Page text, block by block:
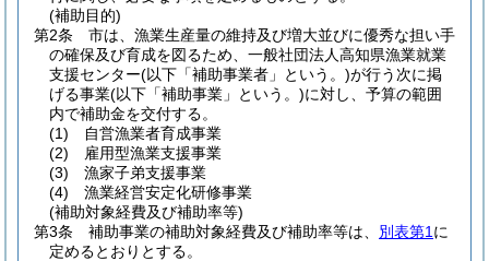
(補助目的)
第2条
市は、漁業生産量の維持及び増大並びに優秀な担い手
の確保及び育成を図るため、一般社団法人高知県漁業就業
支援センター(以下「補助事業者」という。)が行う次に掲
げる事業(以下「補助事業」という。)に対し、予算の範囲
内で補助金を交付する。
(1)
自営漁業者育成事業
(2)
雇用型漁業支援事業
(3)
漁家子弟支援事業
(4)
漁業経営安定化研修事業
(補助対象経費及び補助率等)
第3条
補助事業の補助対象経費及び補助率等は、 別表第1 に
定めるとおりとする。